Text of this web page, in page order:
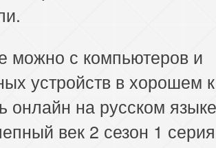
можно с компьютеров и
устройств в хорошем
онлайн на русском языке
век 2 сезон 1 серия